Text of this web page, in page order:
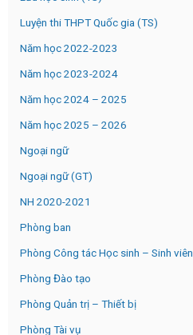
Luyện thi THPT Quốc gia (TS)
Năm học 2022-2023
Năm học 2023-2024
Năm học 2024 – 2025
Năm học 2025 – 2026
Ngoại ngữ
Ngoại ngữ (GT)
NH 2020-2021
Phòng ban
Phòng Công tác Học sinh – Sinh viên
Phòng Đào tạo
Phòng Quản trị – Thiết bị
Phòng Tài vụ